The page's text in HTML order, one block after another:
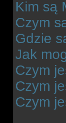
Kim są
Czym
Gdzie
Jak
Czym
Czym
Czym